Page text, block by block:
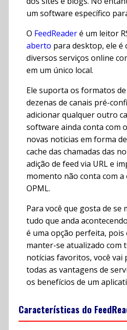
um software específico
O FeedReaderé um leitor
aberto para desktop, ele é
diversos serviços online
em um único local.
Ele suporta os formatos
dezenas de canais pré-
adicionar qualquer outro
software ainda conta com
novas noticias em forma
cache das chamadas das
adição de feed via URL e
momento não conta com
OPML.
Para você que gosta de
tudo que anda
é uma opção perfeita, pois
manter-se atualizado com
notícias favoritos, você vai
todas as vantagens de
os benefícios de um
Características do